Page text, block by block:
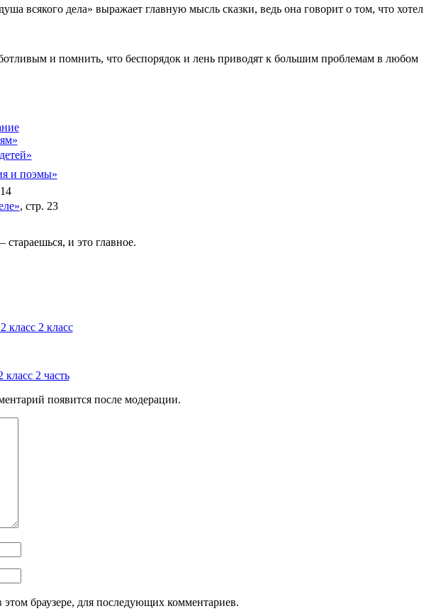
всякого дела» выражает главную мысль сказки, ведь она говорит о том, что хотел
и помнить, что беспорядок и лень приводят к большим проблемам в любом
и поэмы»
, стр. 23
и это главное.
класс 2 класс
2 часть
появится после модерации.
браузере, для последующих комментариев.